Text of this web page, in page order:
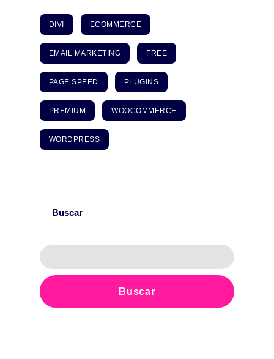
DIVI ECOMMERCE
EMAIL MARKETING FREE
PAGE SPEED PLUGINS
PREMIUM WOOCOMMERCE
WORDPRESS
Buscar